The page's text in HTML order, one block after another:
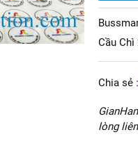
Cầu Chì
Chia sẻ :
lòng